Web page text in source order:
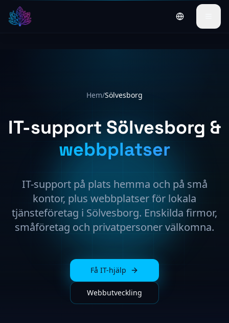
Switch to
Hem/Sölvesborg
IT-support Sölvesborg &
webbplatser
IT-support på plats hemma och på små
kontor, plus webbplatser för lokala
tjänsteföretag i Sölvesborg. Enskilda firmor,
småföretag och privatpersoner välkomna.
Få IT-hjälp
Webbutveckling